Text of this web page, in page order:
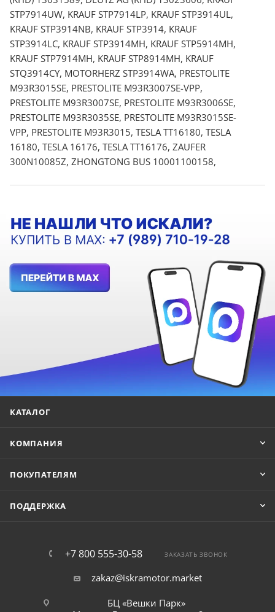
STP7914UW, KRAUF STP7914LP, KRAUF STP3914UL,
KRAUF STP3914NB, KRAUF STP3914, KRAUF
STP3914LC, KRAUF STP3914MH, KRAUF STP5914MH,
KRAUF STP7914MH, KRAUF STP8914MH, KRAUF
STQ3914CY, MOTORHERZ STP3914WA, PRESTOLITE
M93R3015SE, PRESTOLITE M93R3007SE-VPP,
PRESTOLITE M93R3007SE, PRESTOLITE M93R3006SE,
PRESTOLITE M93R3035SE, PRESTOLITE M93R3015SE-
VPP, PRESTOLITE M93R3015, TESLA TT16180, TESLA
16180, TESLA 16176, TESLA TT16176, ZAUFER
300N10085Z, ZHONGTONG BUS 10001100158,
КАТАЛОГ
КОМПАНИЯ
ПОКУПАТЕЛЯМ
ПОДДЕРЖКА
+7 800 555-30-58 ЗАКАЗАТЬ ЗВОНОК
zakaz@iskramotor.market
БЦ «Вешки Парк»